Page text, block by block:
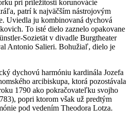
pri príležitosti korunovácie
patrí k najväčším nástrojovým
Uviedla ju kombinovaná dychová
To isté dielo zaznelo opakovane
Sozietät v divadle Burgtheater
Antonio Salieri. Bohužiaľ, dielo je
dychovú harmóniu kardinála Jozefa
arcibiskupa, ktorá pozostávala
1790 ako pokračovateľku svojho
popri ktorom však už predtým
pod vedením Theodora Lotza.